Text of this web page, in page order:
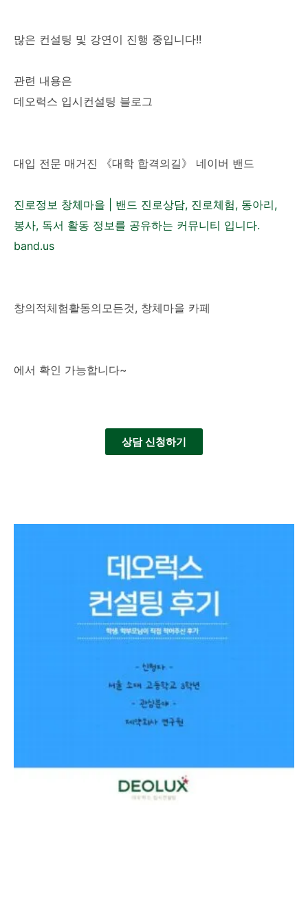
많은 컨설팅 및 강연이 진행 중입니다!!
관련 내용은
데오럭스 입시컨설팅 블로그
대입 전문 매거진 《대학 합격의길》 네이버 밴드
진로정보 창체마을 | 밴드 진로상담, 진로체험, 동아리,
봉사, 독서 활동 정보를 공유하는 커뮤니티 입니다.
band.us
창의적체험활동의모든것, 창체마을 카페
에서 확인 가능합니다~
상담 신청하기